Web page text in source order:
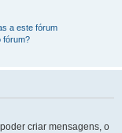
a este fórum
fórum?
criar mensagens, o